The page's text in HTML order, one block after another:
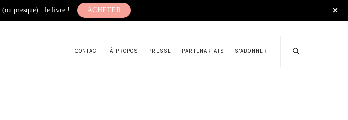
CONTACT À PROPOS PRESSE PARTENARIATS S’ABONNER
(ou presque) : le livre ! ACHETER